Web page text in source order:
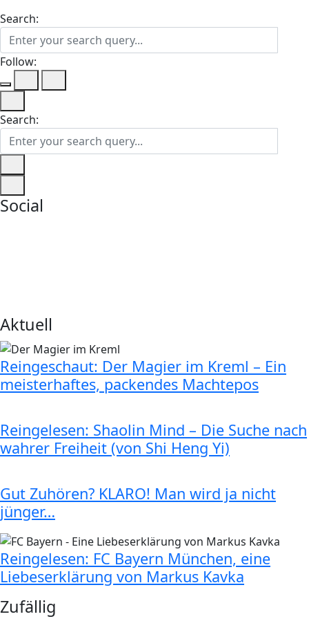
Search:
Follow:
Search:
Social
Aktuell
Reingeschaut: Der Magier im Kreml – Ein
meisterhaftes, packendes Machtepos
Reingelesen: Shaolin Mind – Die Suche nach
wahrer Freiheit (von Shi Heng Yi)
Gut Zuhören? KLARO! Man wird ja nicht
jünger…
Reingelesen: FC Bayern München, eine
Liebeserklärung von Markus Kavka
Zufällig